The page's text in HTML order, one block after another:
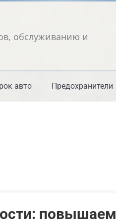
обслуживанию и
авто Предохранители
повышаем